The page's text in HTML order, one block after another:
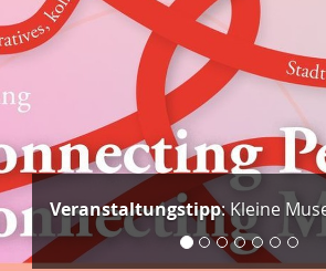
Veranstaltungstipp: Kleine